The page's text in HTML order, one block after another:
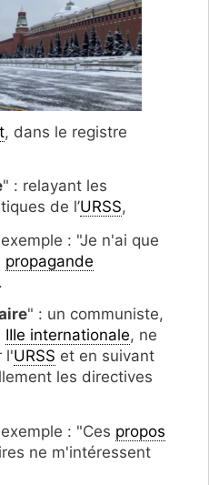
, dans le registre
" : relayant les
de l’URSS,
: "Je n'ai que
propagande
" : un communiste,
IIIe internationale, ne
l'URSS et en suivant
les directives
: "Ces propos
ne m'intéressent